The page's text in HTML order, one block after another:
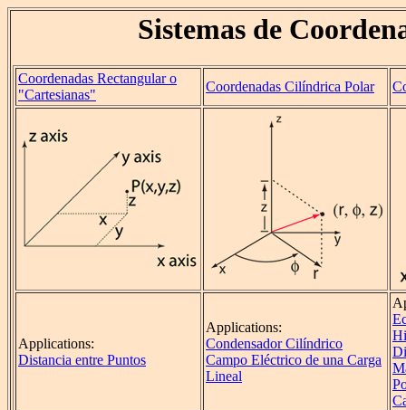
Sistemas de
Coordenadas Rectangular o
"Cartesianas"
Coordenadas Cilíndrica Polar
Applications:
Distancia entre Puntos
Applications:
Condensador Cilíndrico
Campo Eléctrico de una Carga
Lineal